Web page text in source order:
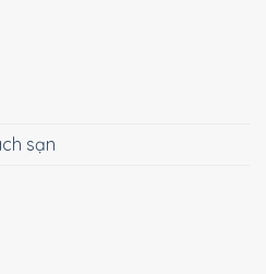
sạn